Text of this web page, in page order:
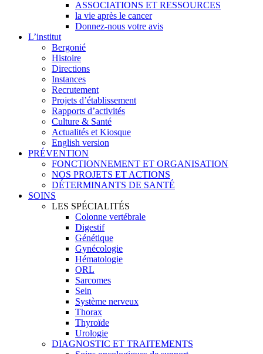
ASSOCIATIONS ET RESSOURCES
la vie après le cancer
Donnez-nous votre avis
L’institut
Bergonié
Histoire
Directions
Instances
Recrutement
Projets d’établissement
Rapports d’activités
Culture & Santé
Actualités et Kiosque
English version
PRÉVENTION
FONCTIONNEMENT ET ORGANISATION
NOS PROJETS ET ACTIONS
DÉTERMINANTS DE SANTÉ
SOINS
LES SPÉCIALITÉS
Colonne vertébrale
Digestif
Génétique
Gynécologie
Hématologie
ORL
Sarcomes
Sein
Système nerveux
Thorax
Thyroïde
Urologie
DIAGNOSTIC ET TRAITEMENTS